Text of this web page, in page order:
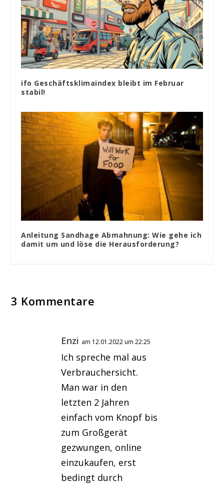
ifo Geschäftsklimaindex bleibt im Februar
stabil!
Anleitung Sandhage Abmahnung: Wie gehe ich
damit um und löse die Herausforderung?
3 Kommentare
Enzi am 12.01.2022 um 22:25
Ich spreche mal aus
Verbrauchersicht.
Man war in den
letzten 2 Jahren
einfach vom Knopf bis
zum Großgerät
gezwungen, online
einzukaufen, erst
bedingt durch